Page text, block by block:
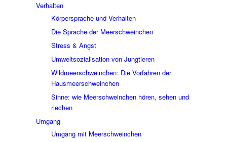
Verhalten
Körpersprache und Verhalten
Die Sprache der Meerschweinchen
Stress & Angst
Umweltsozialisation von Jungtieren
Wildmeerschweinchen: Die Vorfahren der
Hausmeerschweinchen
Sinne: wie Meerschweinchen hören, sehen und
riechen
Umgang
Umgang mit Meerschweinchen